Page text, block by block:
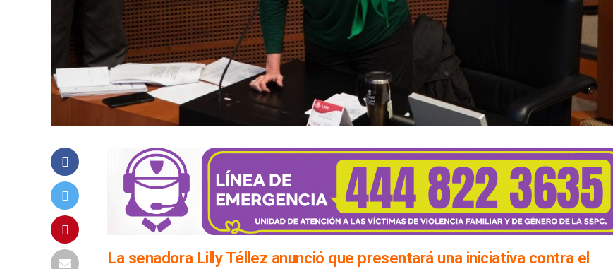
La senadora Lilly Téllez anunció que presentará una iniciativa contra el